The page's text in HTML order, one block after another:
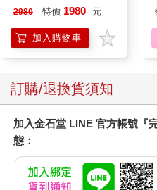
212W+送原價2980元
221053
2980 特價 1980 元
加入購物車
訂購/退換貨須知
加入金石堂 LINE 官方帳號『
態：